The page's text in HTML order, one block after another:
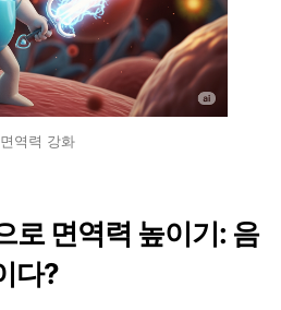
면역력 강화
면역력 높이기: 음
다?